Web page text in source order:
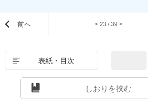
前へ < 23 / 39 >
表紙・目次
しおりを挟む